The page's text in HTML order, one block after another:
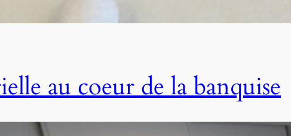
au coeur de la banquise